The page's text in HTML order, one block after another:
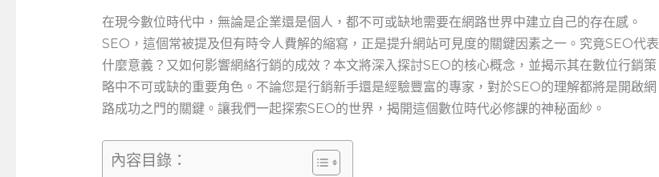
在現今數位時代中，無論是企業還是個人，都不可或缺地需要在網路世界中建立自己的存在感。
SEO，這個常被提及但有時令人費解的縮寫，正是提升網站可見度的關鍵因素之一。究竟SEO代表
什麼意義？又如何影響網絡行銷的成效？本文將深入探討SEO的核心概念，並揭示其在數位行銷策
略中不可或缺的重要角色。不論您是行銷新手還是經驗豐富的專家，對於SEO的理解都將是開啟網
路成功之門的關鍵。讓我們一起探索SEO的世界，揭開這個數位時代必修課的神秘面紗。
內容目錄：